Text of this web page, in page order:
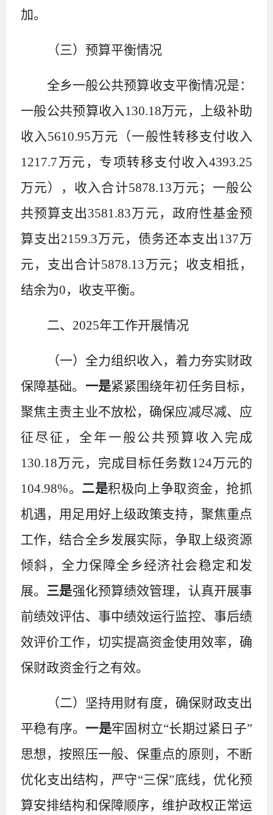
加。
（三）预算平衡情况
全乡一般公共预算收支平衡情况是：
一般公共预算收入 130.18万元，上级补助
收入5610.95万元（一般性转移支付收入
1217.7万元，专项转移支付收入4393.25
万元），收入合计5878.13万元；一般公
共预算支出3581.83万元，政府性基金预
算支出2159.3万元，债务还本支出 137万
元，支出合计5878.13万元；收支相抵，
结余为0，收支平衡。
二、 2025年工作开展情况
（一）全力组织收入，着力夯实财政
保障基础。 一是紧紧围绕年初任务目标，
聚焦主责主业不放松，确保应减尽减、应
征尽征，全年一般公共预算收入完成
130.18万元，完成目标任务数124万元的
104.98%。 二是积极向上争取资金，抢抓
机遇，用足用好上级政策支持，聚焦重点
工作，结合全乡发展实际，争取上级资源
倾斜，全力保障全乡经济社会稳定和发
展。 三是强化预算绩效管理，认真开展事
前绩效评估、事中绩效运行监控、事后绩
效评价工作，切实提高资金使用效率，确
保财政资金行之有效。
（二）坚持用财有度，确保财政支出
平稳有序。 一是牢固树立“长期过紧日子”
思想，按照压一般、保重点的原则，不断
优化支出结构，严守“三保”底线，优化预
算安排结构和保障顺序，维护政权正常运